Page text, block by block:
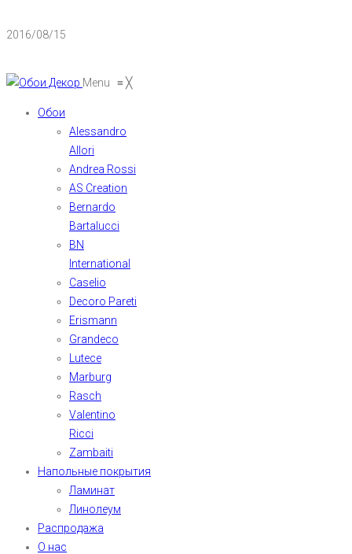
2016/08/15
Menu ≡╳
Обои
Alessandro
Allori
Andrea Rossi
AS Creation
Bernardo
Bartalucci
BN
International
Caselio
Decoro Pareti
Erismann
Grandeco
Lutece
Marburg
Rasch
Valentino
Ricci
Zambaiti
Напольные покрытия
Ламинат
Линолеум
Распродажа
О нас